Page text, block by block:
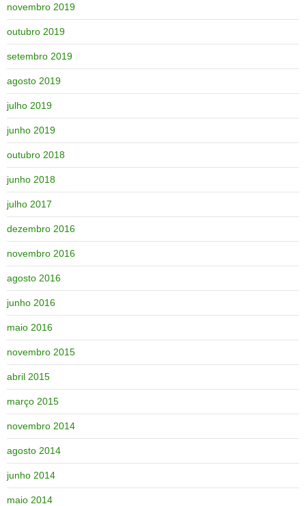
novembro 2019
outubro 2019
setembro 2019
agosto 2019
julho 2019
junho 2019
outubro 2018
junho 2018
julho 2017
dezembro 2016
novembro 2016
agosto 2016
junho 2016
maio 2016
novembro 2015
abril 2015
março 2015
novembro 2014
agosto 2014
junho 2014
maio 2014